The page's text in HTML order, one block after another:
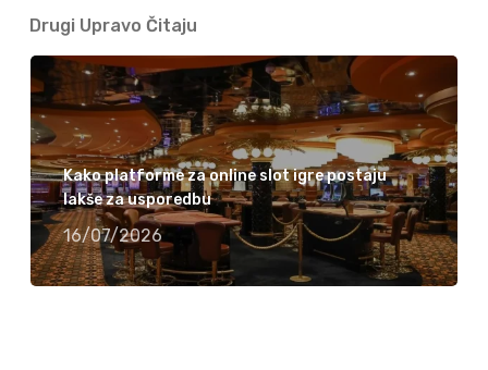
Drugi Upravo Čitaju
Kako platforme za online slot igre postaju
lakše za usporedbu
16/07/2026